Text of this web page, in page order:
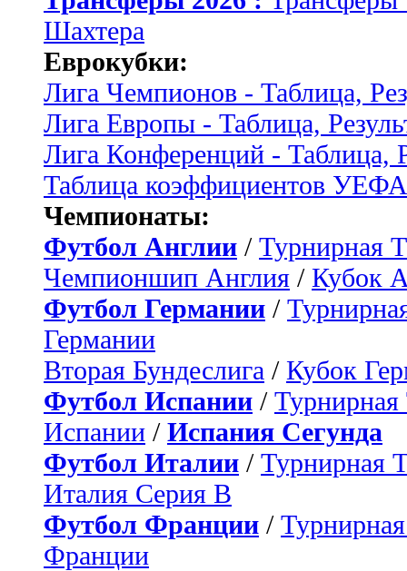
Шахтера
Еврокубки:
Лига Чемпионов - Таблица,
Лига Европы - Таблица,
Лига Конференций - Таблица,
Таблица коэффициентов УЕФА
Чемпионаты:
Футбол Англии / Турнирная
Чемпионшип Англия / Кубок
Футбол Германии /
Германии
Вторая Бундеслига / Кубок
Футбол Испании / Турнирная
Испании / Испания Сегунда
Футбол Италии / Турнирная
Италия Серия B
Футбол Франции /
Франции